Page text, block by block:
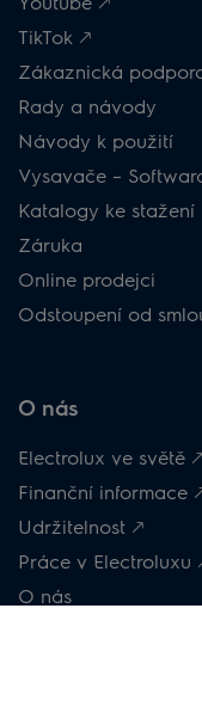
TikTok 🡕
Zákaznická
Rady a návody
Návody k použití
Vysavače –
Katalogy ke stažení
Záruka
Online prodejci
Odstoupení od
O nás
Electrolux ve světě 🡕
Finanční informace
Udržitelnost 🡕
Práce v Electroluxu
O nás